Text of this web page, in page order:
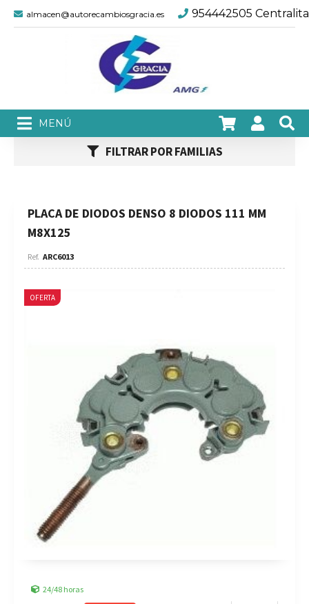
almacen@autorecambiosgracia.es 954442505 Centralita
FILTRAR POR FAMILIAS
PLACA DE DIODOS DENSO 8 DIODOS 111 MM
M8X125
ARC6013
OFERTA
24/48 horas